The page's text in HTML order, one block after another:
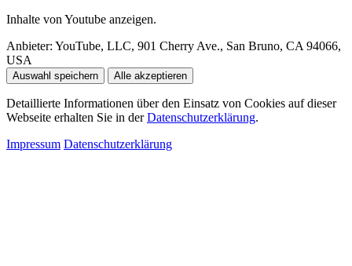
Inhalte von Youtube anzeigen.
Anbieter: YouTube, LLC, 901 Cherry Ave., San Bruno, CA 94066,
USA
Auswahl speichern Alle akzeptieren
Detaillierte Informationen über den Einsatz von Cookies auf dieser
Webseite erhalten Sie in derDatenschutzerklärung.
Impressum Datenschutzerklärung